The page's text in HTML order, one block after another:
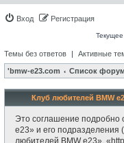
Вход Регистрация
Темы без ответов | Активные
'bmw-e23.com Список
Клуб любителей BMW
Это соглашение подробно
e23» и его
любителей BMW e23»,